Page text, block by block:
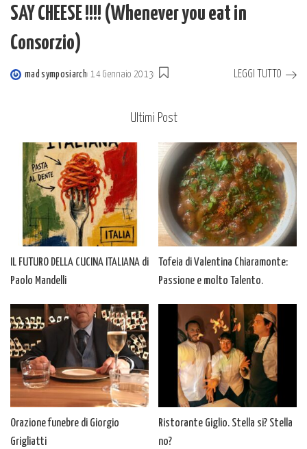
SAY CHEESE !!!! (Whenever you eat in
Consorzio)
Posted
mad symposiarch 14 Gennaio 2013 LEGGI TUTTO
Ultimi Post
IL FUTURO DELLA CUCINA ITALIANA di
Paolo Mandelli
Tofeia di Valentina Chiaramonte:
Passione e molto Talento.
Orazione funebre di Giorgio
Grigliatti
Ristorante Giglio. Stella si? Stella
no?